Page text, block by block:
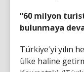
“60 milyon
bulunmaya
Türkiye'yi yılın
ülke haline